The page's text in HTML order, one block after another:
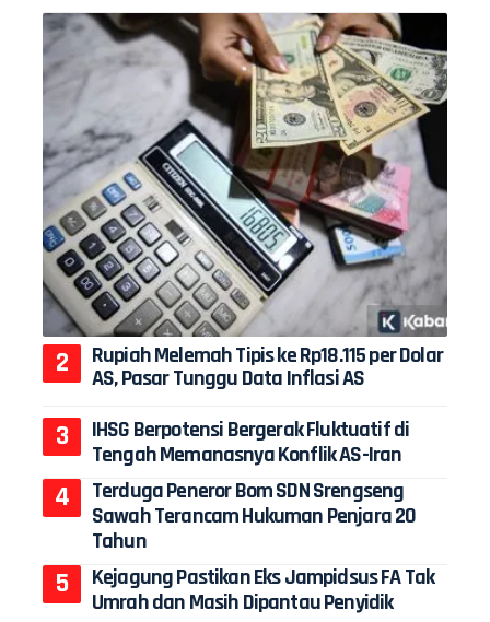
Rupiah Melemah Tipis ke Rp18.115 per Dolar
AS, Pasar Tunggu Data Inflasi AS
IHSG Berpotensi Bergerak Fluktuatif di
Tengah Memanasnya Konflik AS-Iran
Terduga Peneror Bom SDN Srengseng
Sawah Terancam Hukuman Penjara 20
Tahun
Kejagung Pastikan Eks Jampidsus FA Tak
Umrah dan Masih Dipantau Penyidik